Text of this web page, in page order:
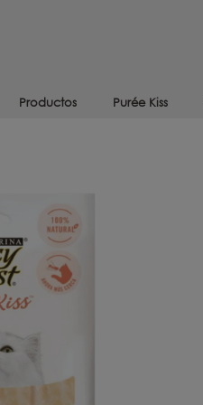
Productos Purée Kiss